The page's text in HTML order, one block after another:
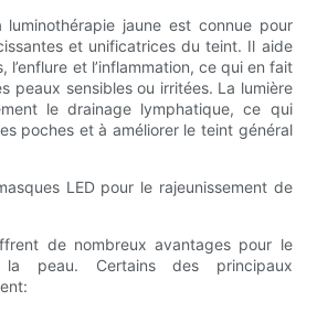
jaune est connue pour
et unificatrices du teint. Il aide
l’enflure et l’inflammation, ce qui en fait
peaux sensibles ou irritées. La lumière
le drainage lymphatique, ce qui
poches et à améliorer le teint général
LED pour le rajeunissement de
de nombreux avantages pour le
la peau. Certains des principaux